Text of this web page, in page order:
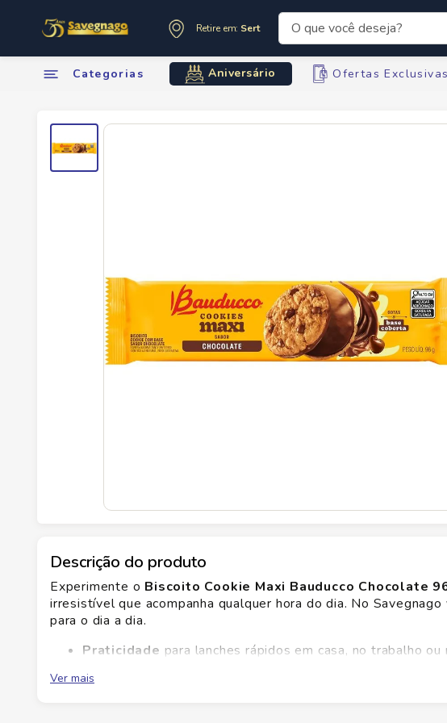
Retire em: Sertãozinho
O que você deseja?
Categorias Aniversário Ofertas Exclusivas
Descrição do produto
Experimente o Biscoito Cookie Maxi Bauducco Chocolate
irresistível que acompanha qualquer hora do dia. No
para o dia a dia.
Praticidade para lanches rápidos em casa, no trabalho ou
Crocância
Ver mais
Termos mais buscados
leite
3º
cerveja
10º chocolate